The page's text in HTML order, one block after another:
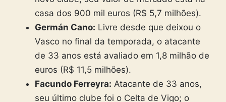
casa dos 900 mil euros (R$ 5,7 milhões).
Germán Cano: Livre desde que deixou o
Vasco no final da temporada, o atacante
de 33 anos está avaliado em 1,8 milhão de
euros (R$ 11,5 milhões).
Facundo Ferreyra: Atacante de 33 anos,
seu último clube foi o Celta de Vigo; o